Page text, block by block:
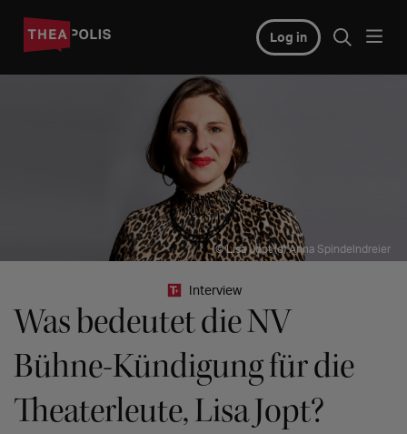
Log in
© Lisa Jopt (c) Anna Spindelndreier
Interview
Was bedeutet die NV
Bühne-Kündigung für die
Theaterleute, Lisa Jopt?